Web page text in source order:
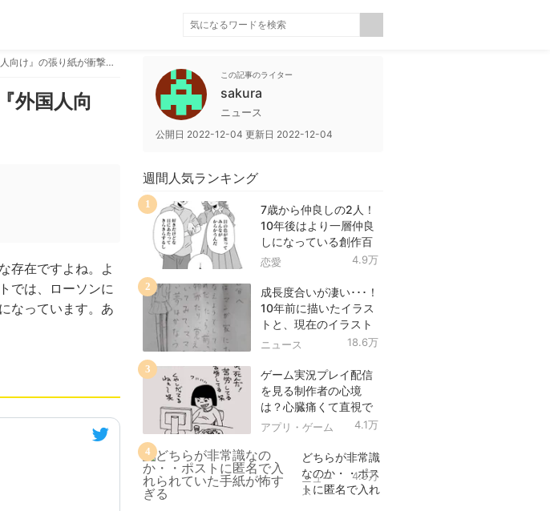
これは酷い・・ローソンに貼られていた『外国人向け』の張り紙が衝撃的すぎると話題に
外国人向
存在ですよね。よ
では、ローソンに
なっています。あ
この記事のライター
sakura
ニュース
公開日 2022-12-04 更新日 2022-12-04
週間人気ランキング
7歳から仲良しの2人！
10年後はより一層仲良
しになっている創作百
合！
恋愛 4.9万
1
成長度合いが凄い･･･！
10年前に描いたイラス
トと、現在のイラスト
を投稿したツイートが
ニュース 18.6万
2
ゲーム実況プレイ配信
を見る制作者の心境
は？心臓痛くて直視で
きなかった！
アプリ・ゲーム 4.1万
3
どちらが非常識
なのか・・ポス
トに匿名で入れ
ニュー
ス
4.9万
4